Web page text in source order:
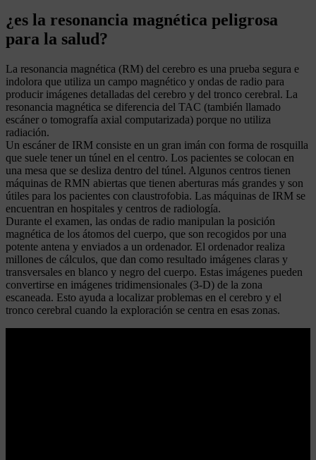
¿es la resonancia magnética peligrosa
para la salud?
La resonancia magnética (RM) del cerebro es una prueba segura e
indolora que utiliza un campo magnético y ondas de radio para
producir imágenes detalladas del cerebro y del tronco cerebral. La
resonancia magnética se diferencia del TAC (también llamado
escáner o tomografía axial computarizada) porque no utiliza
radiación.
Un escáner de IRM consiste en un gran imán con forma de rosquilla
que suele tener un túnel en el centro. Los pacientes se colocan en
una mesa que se desliza dentro del túnel. Algunos centros tienen
máquinas de RMN abiertas que tienen aberturas más grandes y son
útiles para los pacientes con claustrofobia. Las máquinas de IRM se
encuentran en hospitales y centros de radiología.
Durante el examen, las ondas de radio manipulan la posición
magnética de los átomos del cuerpo, que son recogidos por una
potente antena y enviados a un ordenador. El ordenador realiza
millones de cálculos, que dan como resultado imágenes claras y
transversales en blanco y negro del cuerpo. Estas imágenes pueden
convertirse en imágenes tridimensionales (3-D) de la zona
escaneada. Esto ayuda a localizar problemas en el cerebro y el
tronco cerebral cuando la exploración se centra en esas zonas.